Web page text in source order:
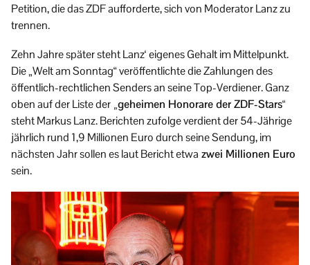
Petition, die das ZDF aufforderte, sich von Moderator Lanz zu
trennen.
Zehn Jahre später steht Lanz‘ eigenes Gehalt im Mittelpunkt.
Die „Welt am Sonntag“ veröffentlichte die Zahlungen des
öffentlich-rechtlichen Senders an seine Top-Verdiener. Ganz
oben auf der Liste der „geheimen Honorare der ZDF-Stars“
steht Markus Lanz. Berichten zufolge verdient der 54-Jährige
jährlich rund 1,9 Millionen Euro durch seine Sendung, im
nächsten Jahr sollen es laut Bericht etwa zwei Millionen Euro
sein.